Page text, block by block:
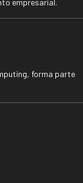
empresarial.
forma parte